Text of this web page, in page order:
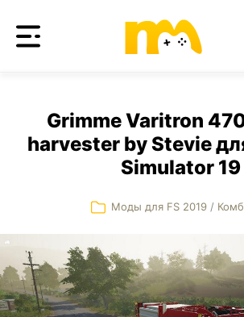
Grimme Varitron
harvester by Stevie
Simulator 19
Моды для FS 2019/